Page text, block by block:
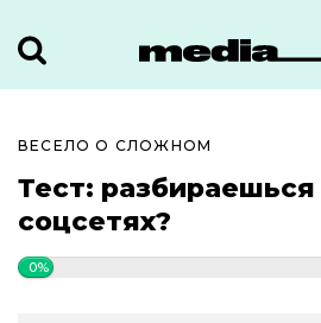
ВЕСЕЛО О СЛОЖНОМ
Тест:
соцсетях?
0%